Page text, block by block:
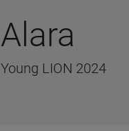
Alara
Young LION 2024